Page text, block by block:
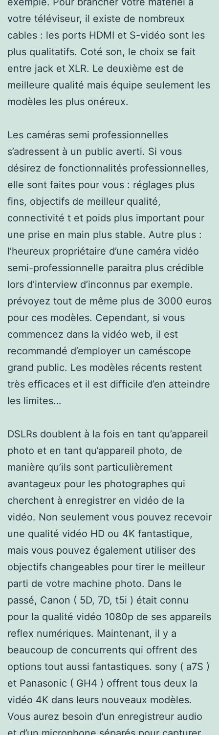
votre téléviseur, il existe de nombreux
cables : les ports HDMI et S-vidéo sont les
plus qualitatifs. Coté son, le choix se fait
entre jack et XLR. Le deuxième est de
meilleure qualité mais équipe seulement les
modèles les plus onéreux.
Les caméras semi professionnelles
s’adressent à un public averti. Si vous
désirez de fonctionnalités professionnelles,
elle sont faites pour vous : réglages plus
fins, objectifs de meilleur qualité,
connectivité t et poids plus important pour
une prise en main plus stable. Autre plus :
l’heureux propriétaire d’une caméra vidéo
semi-professionnelle paraitra plus crédible
lors d’interview d’inconnus par exemple.
prévoyez tout de même plus de 3000 euros
pour ces modèles. Cependant, si vous
commencez dans la vidéo web, il est
recommandé d’employer un caméscope
grand public. Les modèles récents restent
très efficaces et il est difficile d’en atteindre
les limites…
DSLRs doublent à la fois en tant qu’appareil
photo et en tant qu’appareil photo, de
manière qu’ils sont particulièrement
avantageux pour les photographes qui
cherchent à enregistrer en vidéo de la
vidéo. Non seulement vous pouvez recevoir
une qualité vidéo HD ou 4K fantastique,
mais vous pouvez également utiliser des
objectifs changeables pour tirer le meilleur
parti de votre machine photo. Dans le
passé, Canon ( 5D, 7D, t5i ) était connu
pour la qualité vidéo 1080p de ses appareils
reflex numériques. Maintenant, il y a
beaucoup de concurrents qui offrent des
options tout aussi fantastiques. sony ( a7S )
et Panasonic ( GH4 ) offrent tous deux la
vidéo 4K dans leurs nouveaux modèles.
Vous aurez besoin d’un enregistreur audio